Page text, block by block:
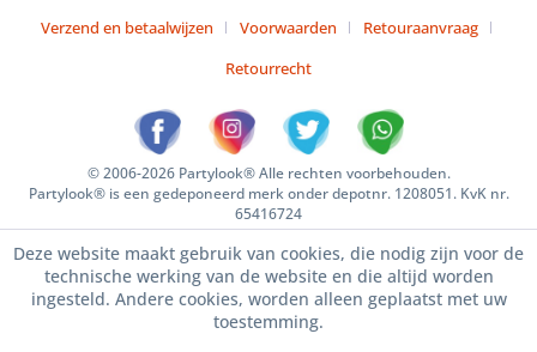
Verzend en betaalwijzen
Voorwaarden
Retouraanvraag
Retourrecht
© 2006-2026 Partylook® Alle rechten voorbehouden.
Partylook® is een gedeponeerd merk onder depotnr. 1208051. KvK nr.
65416724
Deze website maakt gebruik van cookies, die nodig zijn voor de
technische werking van de website en die altijd worden
ingesteld. Andere cookies, worden alleen geplaatst met uw
toestemming.